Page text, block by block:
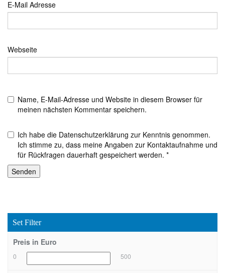
E-Mail Adresse
Webseite
Name, E-Mail-Adresse und Website in diesem Browser für
meinen nächsten Kommentar speichern.
Ich habe die Datenschutzerklärung zur Kenntnis genommen.
Ich stimme zu, dass meine Angaben zur Kontaktaufnahme und
für Rückfragen dauerhaft gespeichert werden. *
Set Filter
Preis in Euro
0 500